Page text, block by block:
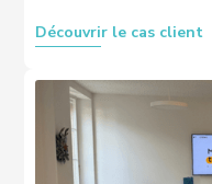
Découvrir le cas client